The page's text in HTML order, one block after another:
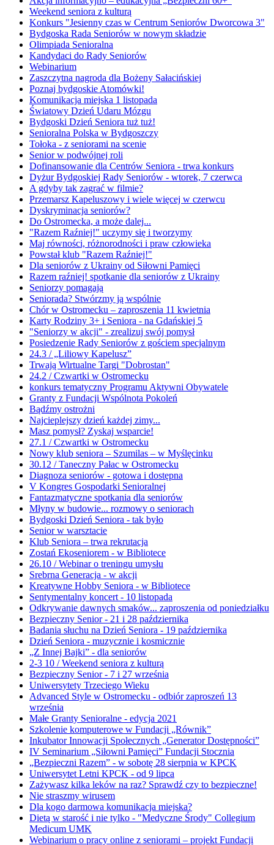
Weekend seniora z kulturą
Konkurs "Jesienny czas w Centrum Seniorów Dworcowa 3"
Bydgoska Rada Seniorów w nowym składzie
Olimpiada Senioralna
Kandydaci do Rady Seniorów
Webinarium
Zaszczytna nagroda dla Bożeny Sałacińskiej
Poznaj bydgoskie Atomówki!
Komunikacja miejska 1 listopada
Światowy Dzień Udaru Mózgu
Bydgoski Dzień Seniora tuż tuż!
Senioralna Polska w Bydgoszczy
Tołoka - z seniorami na scenie
Senior w podwójnej roli
Dofinansowanie dla Centrów Seniora - trwa konkurs
Dyżur Bydgoskiej Rady Seniorów - wtorek, 7 czerwca
A gdyby tak zagrać w filmie?
Przemarsz Kapeluszowy i wiele więcej w czerwcu
Dyskryminacja seniorów?
Do Ostromecka, a może dalej...
"Razem Raźniej!" uczymy się i tworzymy
Maj równości, różnorodności i praw człowieka
Powstał klub "Razem Raźniej!"
Dla seniorów z Ukrainy od Siłowni Pamięci
Razem raźniej! spotkanie dla seniorów z Ukrainy
Seniorzy pomagają
Seniorada? Stwórzmy ją wspólnie
Chór w Ostromecku – zaproszenia 11 kwietnia
Karty Rodziny 3+ i Seniora - na Gdańskiej 5
"Seniorzy w akcji" - zrealizuj swój pomysł
Posiedzenie Rady Seniorów z gościem specjalnym
24.3 / „Liliowy Kapelusz”
Trwają Wirtualne Targi "Dobrostan"
24.2 / Czwartki w Ostromecku
konkurs tematyczny Programu Aktywni Obywatele
Granty z Fundacji Wspólnota Pokoleń
Bądźmy ostrożni
Najcieplejszy dzień każdej zimy...
Masz pomysł? Zyskaj wsparcie!
27.1 / Czwartki w Ostromecku
Nowy klub seniora – Szumilas – w Myślęcinku
30.12 / Taneczny Pałac w Ostromecku
Diagnoza seniorów - gotowa i dostępna
V Kongres Gospodarki Senioralnej
Fantazmatyczne spotkania dla seniorów
Młyny w budowie... rozmowy o seniorach
Bydgoski Dzień Seniora - tak było
Senior w warsztacie
Klub Seniora – trwa rekrutacja
Zostań Ekoseniorem - w Bibliotece
26.10 / Webinar o treningu umysłu
Srebrna Generacja - w akcji
Kreatywne Hobby Seniora - w Bibliotece
Sentymentalny koncert - 10 listopada
Odkrywanie dawnych smaków... zaproszenia od poniedziałku
Bezpieczny Senior - 21 i 28 października
Badania słuchu na Dzień Seniora - 19 października
Dzień Seniora - muzycznie i kosmicznie
„Z Innej Bajki” - dla seniorów
2-3 10 / Weekend seniora z kulturą
Bezpieczny Senior - 7 i 27 września
Uniwersytety Trzeciego Wieku
Advanced Style w Ostromecku - odbiór zaproszeń 13
września
Małe Granty Senioralne - edycja 2021
Szkolenie komputerowe w Fundacji „Równik”
Inkubator Innowacji Społecznych „Generator Dostępności”
IV Seminarium „Siłowni Pamięci” Fundacji Stocznia
„Bezpieczni Razem” - w sobotę 28 sierpnia w KPCK
Uniwersytet Letni KPCK - od 9 lipca
Zażywasz kilka leków na raz? Sprawdź czy to bezpieczne!
Nie straszmy wirusem
Dla kogo darmowa komunikacja miejska?
Dietą w starość i nie tylko - "Medyczne Środy" Collegium
Medicum UMK
Webinarium o pracy online z seniorami – projekt Fundacji